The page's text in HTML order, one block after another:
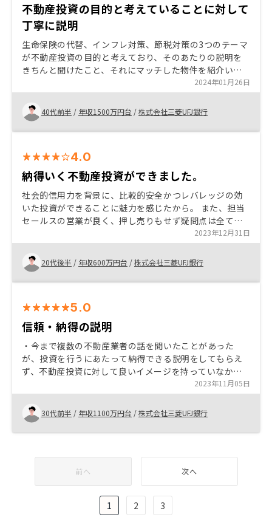
不動産投資の目的と考えていることに対して
丁寧に説明
生命保険の代替、インフレ対策、節税対策の3つのテーマ
が不動産投資の目的と考えており、そのあたりの説明を
きちんと聞けたこと、それにマッチした物件を紹介いた
だくことができたため、購入を決めた。投機的な投資は
苦手なので、長い目でやっていきたい 物件を見る目を養
いたいので、興味があれば社内の物件評価を見れるよう
にしてほしい
2024年01月26日
40代前半 / 年収1500万円台 /株式会社三菱UFJ銀行
4.0
納得いく不動産投資ができました。
社会的信用力を背景に、比較的安全かつレバレッジの効
いた投資ができることに魅力を感じたから。 また、担当
セールスの営業が良く、押し売りもせず疑問点は全て包
み隠さずクリアにしてもらったことでリスクをしっかり
と踏まえた上で購入することができた。
2023年12月31日
20代後半 / 年収600万円台 /株式会社三菱UFJ銀行
5.0
信頼・納得の説明
・今まで複数の不動産業者の話を聞いたことがあった
が、投資を行うにあたって納得できる説明をしてもらえ
ず、不動産投資に対して良いイメージを持っていなかっ
た。そんななか、リノシーの方はこちらが納得いくまで
お相手してくださり、丁寧に説明をしてくれたので、不
動産投資を行うにあたってのリスクも十分理解すること
ができ、こちらで物件購入をしてみようと思いました。
2023年11月05日
30代前半 / 年収1100万円台 /株式会社三菱UFJ銀行
前へ 次へ
1 2 3